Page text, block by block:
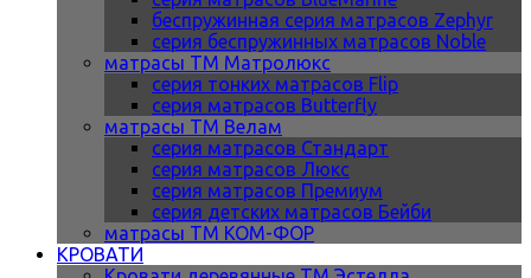
беспружинная серия матрасов Zephyr
серия беспружинных матрасов Noble
матрасы ТМ Матролюкс
серия тонких матрасов Flip
серия матрасов Butterfly
матрасы ТМ Велам
серия матрасов Стандарт
серия матрасов Люкс
серия матрасов Премиум
серия детских матрасов Бейби
матрасы ТМ КОМ-ФОР
КРОВАТИ